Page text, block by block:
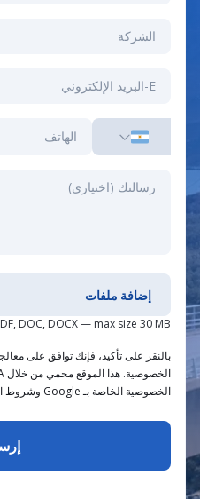
إضافة ملفات
DOC, DOCX — max size 30 MB)
بالنقر على تأكيد، فإنك توافق على
الخصوصية الخاصة بـ Google وشروط الخدمة.